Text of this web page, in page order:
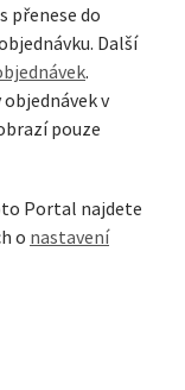
přenese do
Další
.
v
pouze
Portal najdete
o nastavení